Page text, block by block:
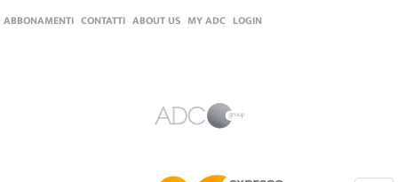
ABBONAMENTI CONTATTI ABOUT US MY ADC LOGIN